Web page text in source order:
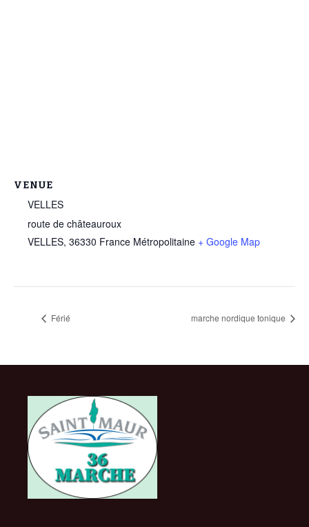
VENUE
VELLES
route de châteauroux
VELLES, 36330 France Métropolitaine + Google Map
Férié marche nordique tonique